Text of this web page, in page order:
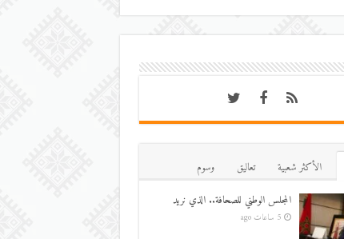
اﻷكثر شعبية تعاليق
وسوم
المجلس الوطني للصحافة.. الذي نريد
5 ساعات ago